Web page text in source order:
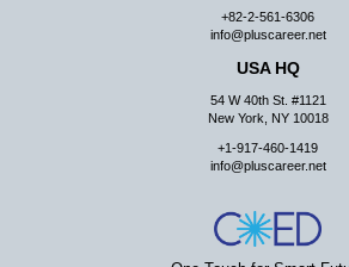
+82-2-561-6306
info@pluscareer.net
USA HQ
54 W 40th St. #1121
New York, NY 10018
+1-917-460-1419
info@pluscareer.net